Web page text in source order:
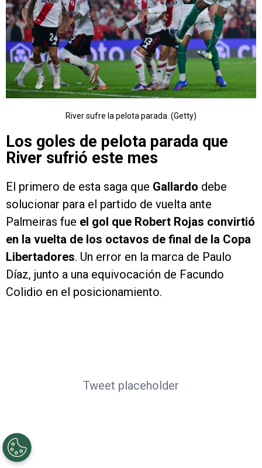
River sufre la pelota parada. (Getty)
Los goles de pelota parada que
River sufrió este mes
El primero de esta saga que Gallardo debe
solucionar para el partido de vuelta ante
Palmeiras fue el gol que Robert Rojas convirtió
en la vuelta de los octavos de final de la Copa
Libertadores. Un error en la marca de Paulo
Díaz, junto a una equivocación de Facundo
Colidio en el posicionamiento.
Tweet placeholder